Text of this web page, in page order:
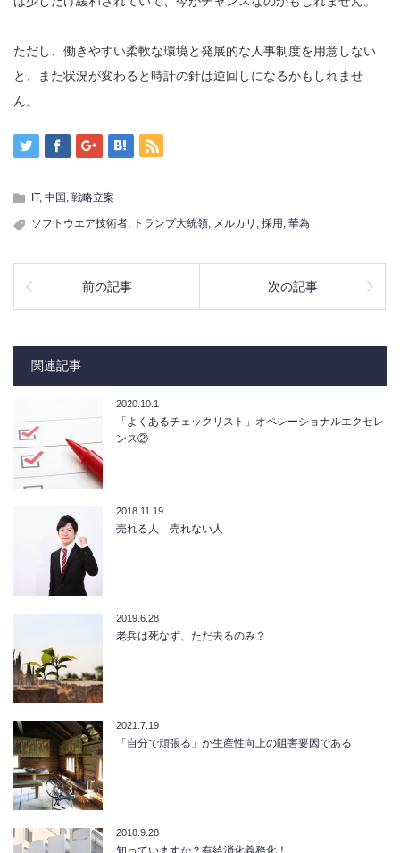
ただし、働きやすい柔軟な環境と発展的な人事制度を用意しない
と、また状況が変わると時計の針は逆回しになるかもしれませ
ん。
IT, 中国 戦略立案
ソフトウエア技術者 トランプ大統領 メルカリ 採用 華為
前の記事 次の記事
関連記事
2020.10.1
「よくあるチェックリスト」オペレーショナルエクセレ
ンス②
2018.11.19
売れる人 売れない人
2019.6.28
老兵は死なず、ただ去るのみ？
2021.7.19
「自分で頑張る」が生産性向上の阻害要因である
2018.9.28
知っていますか？有給消化義務化！